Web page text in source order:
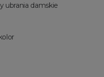
ubrania damskie